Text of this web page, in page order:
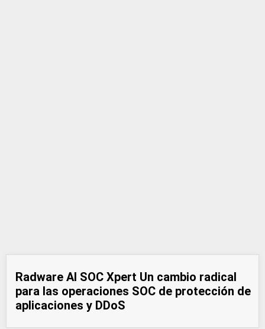
Radware AI SOC Xpert Un cambio radical
para las operaciones SOC de protección de
aplicaciones y DDoS